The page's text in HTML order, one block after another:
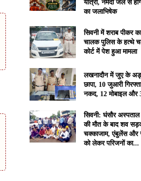
यात्रा, नर्मदा जल से
का जलाभिषेक
सिवनी में शराब पीकर
चालक पुलिस के हत्थे
कोर्ट में पेश हुआ मामला
लखनादौन में जुए के
छापा, 10 जुआरी
नकद, 12 मोबाइल और
सिवनी: घंसौर अस्पताल
की मौत के बाद शव
चक्काजाम, एंबुलेंस और
को लेकर परिजनों का...